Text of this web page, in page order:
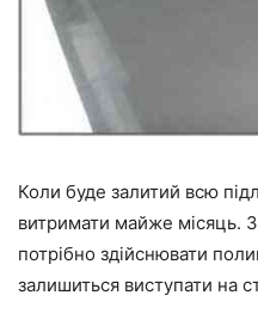
Коли буде залитий всю
витримати майже місяць.
потрібно здійснювати
залишиться виступати на